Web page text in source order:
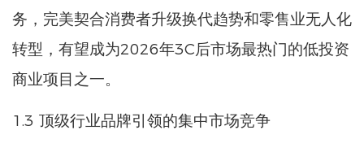
务，完美契合消费者升级换代趋势和零售业无人化
转型，有望成为2026年3C后市场最热门的低投资
商业项目之一。
1.3 顶级行业品牌引领的集中市场竞争